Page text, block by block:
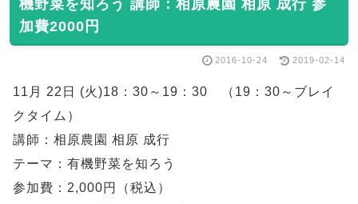
機野菜を知ろう 講師：相原農園 相原 成行 参
加費2000円
2016-10-24 2019-02-14
11月 22日 (火)18：30～19：30 （19：30～ブレイ
クタイム）
講師：相原農園 相原 成行
テーマ：有機野菜を知ろう
参加費：2,000円（税込）